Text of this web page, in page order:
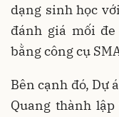
dạng sinh học
đánh giá mối
bằng công cụ
Bên cạnh đó, Dự
Quang thành